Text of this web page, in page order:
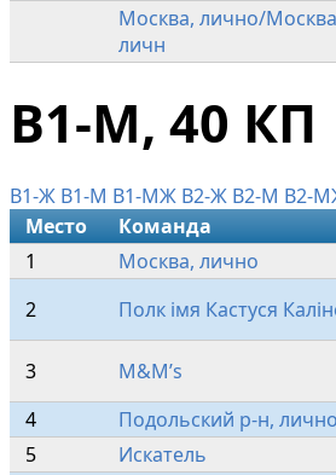
Москва, лично/
личн
В1-М, 40 КП
В1-Ж В1-М В1-МЖ В2-Ж В2-М В2-
Место
Команда
1
Москва, лично
2
Полк iмя Кастуся
3
M&M’s
4
Подольский р-н, лично
5
Искатель